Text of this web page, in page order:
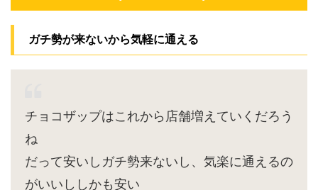
ガチ勢が来ないから気軽に通える
チョコザップはこれから店舗増えていくだろう
ね
だって安いしガチ勢来ないし、気楽に通えるの
がいいししかも安い